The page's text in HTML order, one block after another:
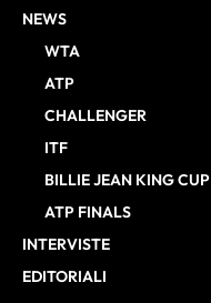
NEWS
WTA
ATP
CHALLENGER
ITF
BILLIE JEAN KING CUP
ATP FINALS
INTERVISTE
EDITORIALI